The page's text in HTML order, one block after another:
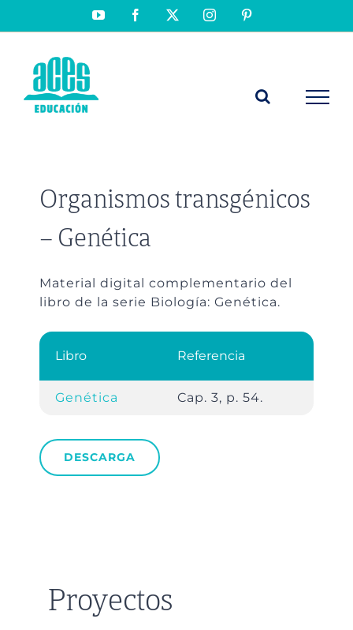
YouTubeFacebook Instagram
Organismos transgénicos
– Genética
Material digital complementario del
libro de la serie Biología: Genética.
Libro Referencia
Genética Cap. 3, p. 54.
DESCARGA
Proyectos